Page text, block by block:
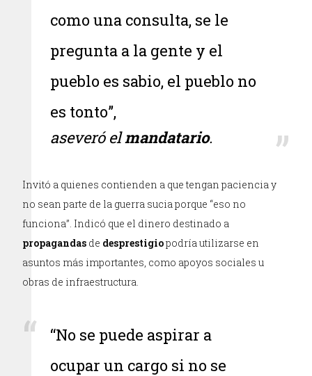
como una consulta, se le
pregunta a la gente y el
pueblo es sabio, el pueblo no
es tonto”,
aseveró elmandatario.
Invitó a quienes contienden a que tengan paciencia y
no sean parte de la guerra sucia porque “eso no
funciona”. Indicó que el dinero destinado a
propagandas de desprestigiopodría utilizarse en
asuntos más importantes, como apoyos sociales u
obras de infraestructura.
“No se puede aspirar a
ocupar un cargo si no se